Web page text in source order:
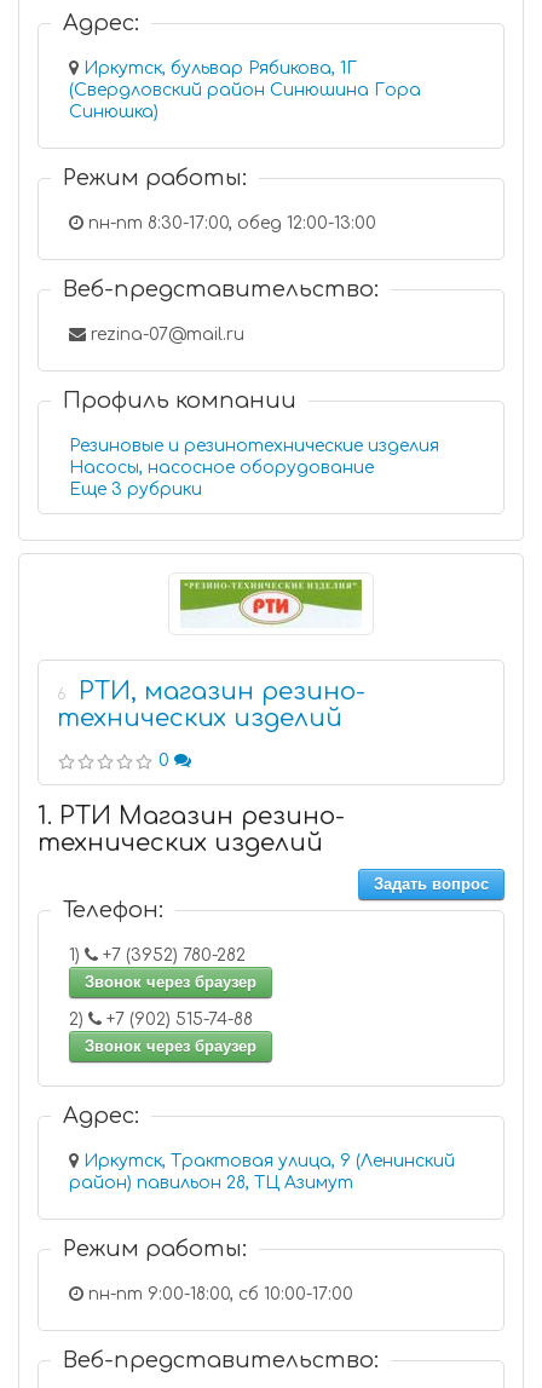
Адрес:
Иркутск, бульвар Рябикова, 1Г
(Свердловский район Синюшина Гора
Синюшка)
Режим работы:
пн-пт 8:30-17:00, обед 12:00-13:00
Веб-представительство:
rezina-07@mail.ru
Профиль компании
Резиновые и резинотехнические изделия
Насосы, насосное оборудование
Еще 3 рубрики
6
РТИ, магазин резино-
технических изделий
0
1. РТИ Магазин резино-
технических изделий
Задать вопрос
Телефон:
1)
+7 (3952) 780-282
Звонок через браузер
2)
+7 (902) 515-74-88
Звонок через браузер
Адрес:
Иркутск, Трактовая улица, 9 (Ленинский
район) павильон 28, ТЦ Азимут
Режим работы:
пн-пт 9:00-18:00, сб 10:00-17:00
Веб-представительство: